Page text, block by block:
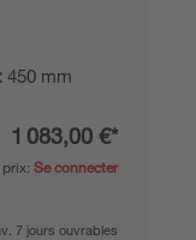
450 mm
1 083,00 €*
Se connecter
7 jours ouvrables